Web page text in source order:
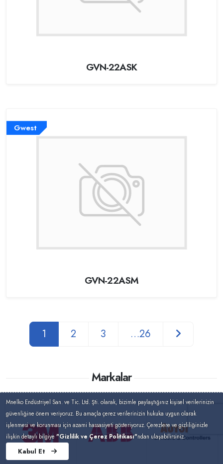
GVN-22ASK
Gwest
GVN-22ASM
1 2 3 …26
Markalar
Mnelko Endüstriyel San. ve Tic. Ltd. Şti. olarak, bizimle paylaştığınız kişisel verilerinizin
güvenliğine önem veriyoruz. Bu amaçla çerez verilerinizin hukuka uygun olarak
işlenmesi ve korunması için azami hassasiyeti gösteriyoruz. Çerezlere ve gizliliğinizle
ilişkin detaylı bilgiye "Gizlilik ve Çerez Politikası"ndan ulaşabilirsiniz.
Kabul Et